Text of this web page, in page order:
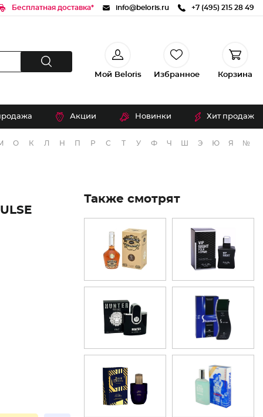
Бесплатная доставка* info@beloris.ru +7 (495) 215 28 49
Мой Beloris Избранное Корзина
Акции Новинки Хит продаж
О К Л Н П Р С Т У Ф Ч Э Ю Я №
Также смотрят